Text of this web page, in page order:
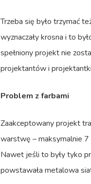
Trzeba się było trzymać
wyznaczały krosna i to
spełniony projekt nie
projektantów i
Problem z farbami
Zaakceptowany projekt
warstwę – maksymalnie 7
Nawet jeśli to były tyko
powstawała metalowa